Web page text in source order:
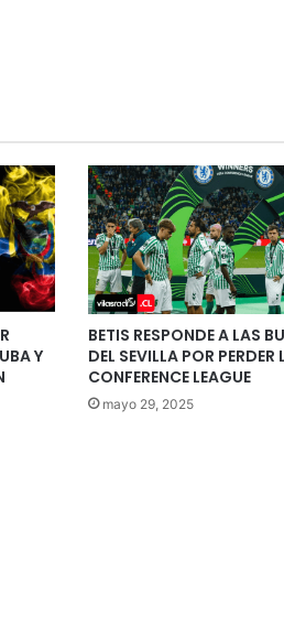
Y
BETIS RESPONDE A LAS
DEL SEVILLA POR PERDER
CONFERENCE LEAGUE
mayo 29, 2025